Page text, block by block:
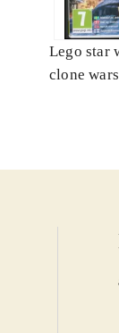
Lego star
clone wars